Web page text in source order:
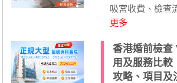
吸宮收費、檢查
更多
香港婚前檢查
用及服務比較
攻略、項目及